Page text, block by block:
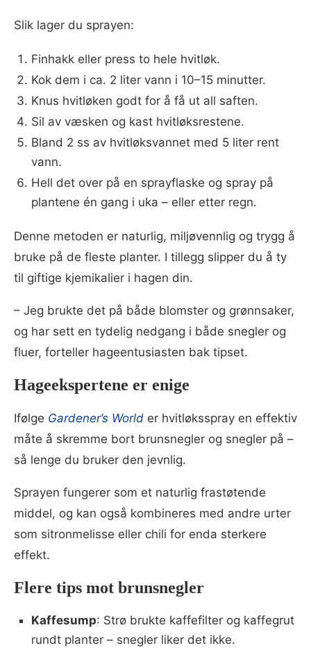
Slik lager du sprayen:
Finhakk eller press to hele hvitløk.
Kok dem i ca. 2 liter vann i 10–15 minutter.
Knus hvitløken godt for å få ut all saften.
Sil av væsken og kast hvitløksrestene.
Bland 2 ss av hvitløksvannet med 5 liter rent
vann.
Hell det over på en sprayflaske og spray på
plantene én gang i uka – eller etter regn.
Denne metoden er naturlig, miljøvennlig og trygg å
bruke på de fleste planter. I tillegg slipper du å ty
til giftige kjemikalier i hagen din.
– Jeg brukte det på både blomster og grønnsaker,
og har sett en tydelig nedgang i både snegler og
fluer, forteller hageentusiasten bak tipset.
Hageekspertene er enige
Ifølge Gardener’s World er hvitløksspray en effektiv
måte å skremme bort brunsnegler og snegler på –
så lenge du bruker den jevnlig.
Sprayen fungerer som et naturlig frastøtende
middel, og kan også kombineres med andre urter
som sitronmelisse eller chili for enda sterkere
effekt.
Flere tips mot brunsnegler
Kaffesump: Strø brukte kaffefilter og kaffegrut
rundt planter – snegler liker det ikke.